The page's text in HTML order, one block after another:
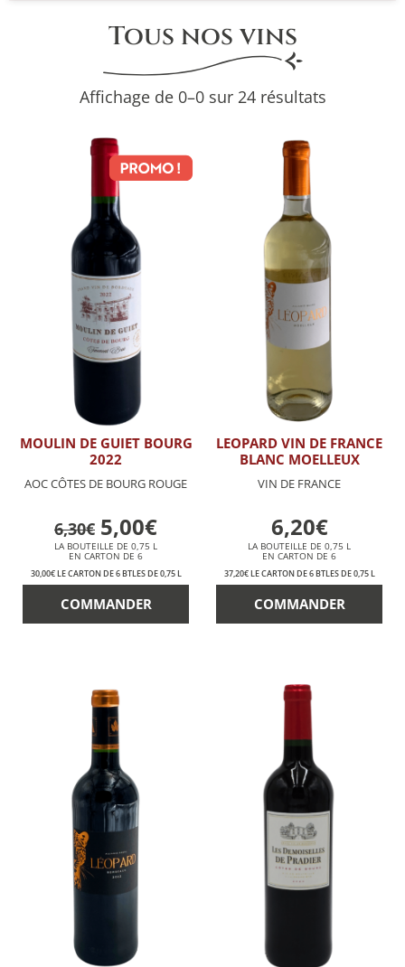
Tous nos vins
Affichage de 0–0 sur 24 résultats
MOULIN DE GUIET BOURG
2022
AOC CÔTES DE BOURG ROUGE
6,30€ 5,00€
LA BOUTEILLE DE 0,75 L
EN CARTON DE 6
30,00€ LE CARTON DE 6 BTLES DE 0,75 L
COMMANDER
LEOPARD VIN DE FRANCE
BLANC MOELLEUX
VIN DE FRANCE
6,20€
LA BOUTEILLE DE 0,75 L
EN CARTON DE 6
37,20€ LE CARTON DE 6 BTLES DE 0,75 L
COMMANDER